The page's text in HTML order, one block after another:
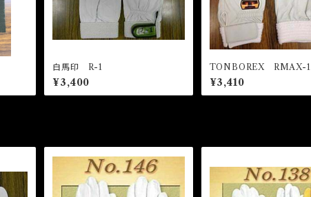
白馬印 R-1
¥3,400
TONBOREX RMAX-1
¥3,410